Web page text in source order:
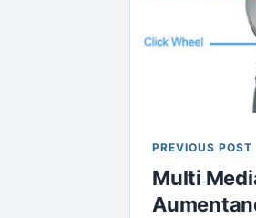
PREVIOUS POST
Multi